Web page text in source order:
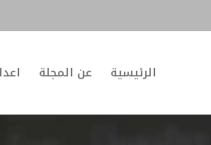
الرئيسية عن المجلة